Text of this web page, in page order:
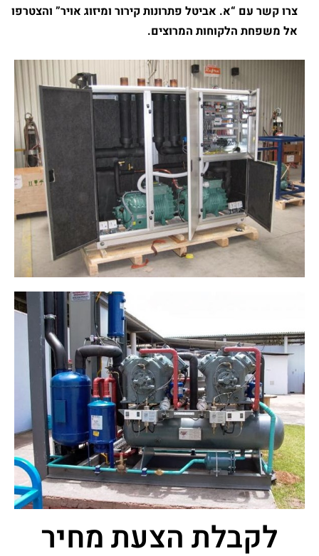
צרו קשר עם “א. אביטל פתרונות קירור ומיזוג אויר” והצטרפו
אל משפחת הלקוחות המרוצים.
לקבלת הצעת מחיר